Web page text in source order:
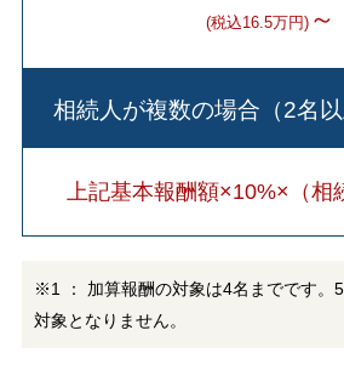
(税込16.5万円) ～
相続人が複数の場合（2名以
上記基本報酬額×10%×（相
※1 ： 加算報酬の対象は4名までです。
対象となりません。